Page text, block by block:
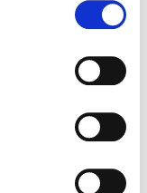
AVVISI